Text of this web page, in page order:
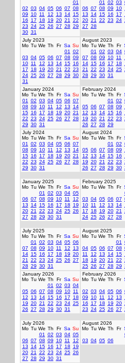
01
02 03 04 05 06 07 08
09
10 11 12 13 14 15
16
17 18 19 20 21
22
23 24 25 26 27 28 29
30 31
01 02 03
06 07 08 09 10
13
14 15 16 17
20 21 22 23 24
27 28
July 2023
Mo Tu We Th Fr Sa Su
01
02
03 04 05 06 07 08 09
10 11 12 13 14 15 16
17
18 19 20 21 22 23
24 25 26 27 28 29 30
31
August 2023
Mo Tu We Th Fr
01
02 03 04
07 08 09 10 11
14 15 16 17 18
21
22 23 24 25
28 29 30 31
January 2024
Mo Tu We Th Fr Sa Su
01
02 03 04 05 06 07
08 09 10 11 12 13
14
15 16 17 18 19 20 21
22 23 24 25 26 27 28
29 30 31
February 2024
Mo Tu We Th Fr
01
02
05 06 07 08 09
12
13 14 15 16
19 20 21 22 23
26 27 28 29
July 2024
Mo Tu We Th Fr Sa Su
01
02 03 04 05 06 07
08 09 10 11 12 13
14
15 16 17 18 19 20 21
22 23 24 25 26 27 28
29 30 31
August 2024
Mo Tu We Th Fr
01
02
05 06 07 08 09
12
13 14 15 16
19 20 21 22 23
26 27 28 29 30
January 2025
Mo Tu We Th Fr Sa Su
01
02 03 04 05
06 07 08 09 10 11
12
13
14 15 16 17 18
19
20 21 22 23 24 25 26
27 28 29 30 31
February 2025
Mo Tu We Th Fr
03 04 05 06 07
10 11 12 13 14
17
18 19 20 21
24 25 26 27 28
July 2025
Mo Tu We Th Fr Sa Su
01
02 03 04 05 06
07 08 09 10 11 12
13
14 15 16 17 18 19 20
21
22 23 24 25 26 27
28 29 30 31
August 2025
Mo Tu We Th Fr
01
04 05 06 07 08
11
12 13 14 15
18
19 20 21 22
25 26 27 28 29
January 2026
Mo Tu We Th Fr Sa Su
01
02 03 04
05 06 07 08 09 10 11
12
13 14 15 16 17
18
19 20 21 22 23 24 25
26 27 28 29 30 31
February 2026
Mo Tu We Th Fr
02 03 04 05 06
09
10 11 12 13
16
17 18 19 20
23 24 25 26 27
July 2026
Mo Tu We Th Fr Sa Su
01
02 03 04 05
06 07 08 09 10 11
12
13
14 15 16 17 18
19
20 21 22 23 24 25 26
27 28 29 30 31
August 2026
Mo Tu We Th Fr
03 04 05 06